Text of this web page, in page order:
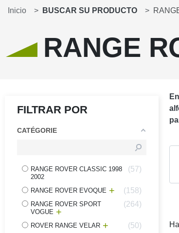
Inicio BUSCAR SU PRODUCTO
RANGE
FILTRAR POR
CATÉGORIE
RANGE ROVER CLASSIC 1998
2002
57
RANGE ROVER EVOQUE 158
RANGE ROVER SPORT
VOGUE
264
ROVER RANGE VELAR 50